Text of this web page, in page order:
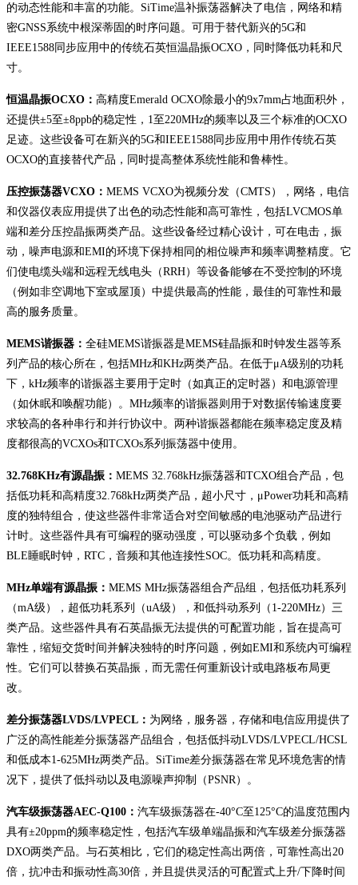
的动态性能和丰富的功能。SiTime温补振荡器解决了电信，网络和精
密GNSS系统中根深蒂固的时序问题。可用于替代新兴的5G和
IEEE1588同步应用中的传统石英恒温晶振OCXO，同时降低功耗和尺
寸。
恒温晶振OCXO： 高精度Emerald OCXO除最小的9x7mm占地面积外，
还提供±5至±8ppb的稳定性，1至220MHz的频率以及三个标准的OCXO
足迹。这些设备可在新兴的5G和IEEE1588同步应用中用作传统石英
OCXO的直接替代产品，同时提高整体系统性能和鲁棒性。
压控振荡器VCXO： MEMS VCXO为视频分发（CMTS），网络，电信
和仪器仪表应用提供了出色的动态性能和高可靠性，包括LVCMOS单
端和差分压控晶振两类产品。这些设备经过精心设计，可在电击，振
动，噪声电源和EMI的环境下保持相同的相位噪声和频率调整精度。它
们使电缆头端和远程无线电头（RRH）等设备能够在不受控制的环境
（例如非空调地下室或屋顶）中提供最高的性能，最佳的可靠性和最
高的服务质量。
MEMS谐振器： 全硅MEMS谐振器是MEMS硅晶振和时钟发生器等系
列产品的核心所在，包括MHz和KHz两类产品。在低于μA级别的功耗
下，kHz频率的谐振器主要用于定时（如真正的定时器）和电源管理
（如休眠和唤醒功能）。MHz频率的谐振器则用于对数据传输速度要
求较高的各种串行和并行协议中。两种谐振器都能在频率稳定度及精
度都很高的VCXOs和TCXOs系列振荡器中使用。
32.768KHz有源晶振： MEMS 32.768kHz振荡器和TCXO组合产品，包
括低功耗和高精度32.768kHz两类产品，超小尺寸，μPower功耗和高精
度的独特组合，使这些器件非常适合对空间敏感的电池驱动产品进行
计时。这些器件具有可编程的驱动强度，可以驱动多个负载，例如
BLE睡眠时钟，RTC，音频和其他连接性SOC。低功耗和高精度。
MHz单端有源晶振： MEMS MHz振荡器组合产品组，包括低功耗系列
（mA级），超低功耗系列（uA级），和低抖动系列（1-220MHz）三
类产品。这些器件具有石英晶振无法提供的可配置功能，旨在提高可
靠性，缩短交货时间并解决独特的时序问题，例如EMI和系统内可编程
性。它们可以替换石英晶振，而无需任何重新设计或电路板布局更
改。
差分振荡器LVDS/LVPECL： 为网络，服务器，存储和电信应用提供了
广泛的高性能差分振荡器产品组合，包括低抖动LVDS/LVPECL/HCSL
和低成本1-625MHz两类产品。SiTime差分振荡器在常见环境危害的情
况下，提供了低抖动以及电源噪声抑制（PSNR）。
汽车级振荡器AEC-Q100： 汽车级振荡器在-40°C至125°C的温度范围内
具有±20ppm的频率稳定性，包括汽车级单端晶振和汽车级差分振荡器
DXO两类产品。与石英相比，它们的稳定性高出两倍，可靠性高出20
倍，抗冲击和振动性高30倍，并且提供灵活的可配置式上升/下降时间